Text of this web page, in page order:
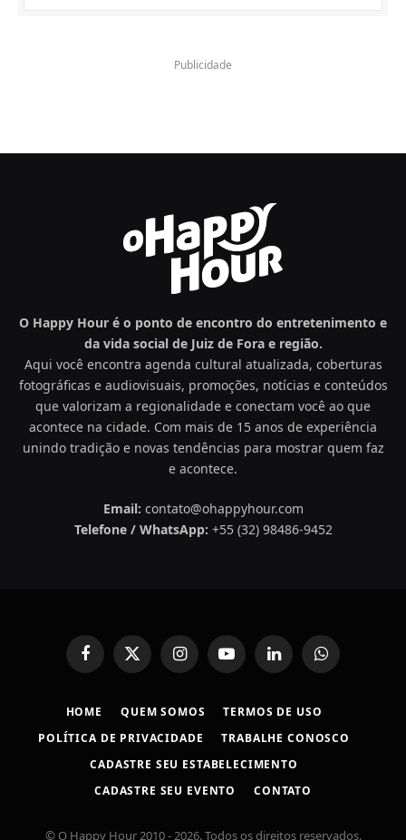
Publicidade
O Happy Hour é o ponto de encontro do entretenimento e
da vida social de Juiz de Fora e região.
Aqui você encontra agenda cultural atualizada, coberturas
fotográficas e audiovisuais, promoções, notícias e conteúdos
que valorizam a regionalidade e conectam você ao que
acontece na cidade. Com mais de 15 anos de experiência
unindo tradição e novas tendências para mostrar quem faz
e acontece.
Email: contato@ohappyhour.com
Telefone / WhatsApp: +55 (32) 98486-9452
FacebookX
(Twitter)
InstagramYouTubeLinkedInWhatsApp
HOME QUEM SOMOS
TERMOS DE USO
POLÍTICA DE PRIVACIDADE
TRABALHE CONOSCO
CADASTRE SEU ESTABELECIMENTO
CADASTRE SEU EVENTO
CONTATO
© O Happy Hour 2010 - 2026. Todos os direitos reservados.